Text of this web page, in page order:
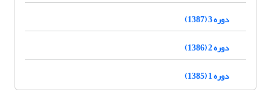
دوره 3 (1387)
دوره 2 (1386)
دوره 1 (1385)